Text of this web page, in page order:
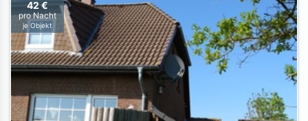
42 €
pro Nacht
je Objekt